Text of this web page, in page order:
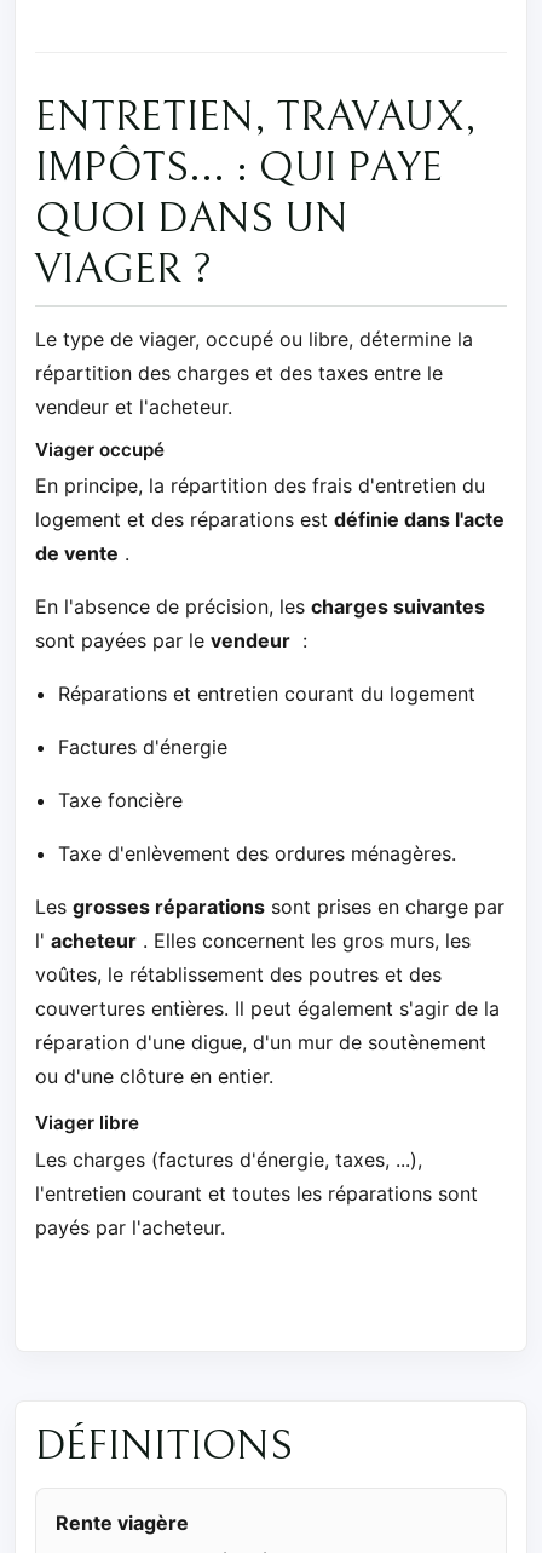
ENTRETIEN, TRAVAUX,
IMPÔTS... : QUI PAYE
QUOI DANS UN
VIAGER ?
Le type de viager, occupé ou libre, détermine la
répartition des charges et des taxes entre le
vendeur et l'acheteur.
Viager occupé
En principe, la répartition des frais d'entretien du
logement et des réparations est définie dans l'acte
de vente .
En l'absence de précision, les charges suivantes
sont payées par le vendeur :
Réparations et entretien courant du logement
Factures d'énergie
Taxe foncière
Taxe d'enlèvement des ordures ménagères.
Les grosses réparations sont prises en charge par
l' acheteur . Elles concernent les gros murs, les
voûtes, le rétablissement des poutres et des
couvertures entières. Il peut également s'agir de la
réparation d'une digue, d'un mur de soutènement
ou d'une clôture en entier.
Viager libre
Les charges (factures d'énergie, taxes, ...),
l'entretien courant et toutes les réparations sont
payés par l'acheteur.
DÉFINITIONS
Rente viagère